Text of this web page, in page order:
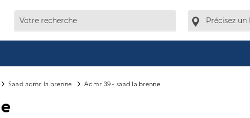
Saad admr la brenne Admr 39 - saad la brenne